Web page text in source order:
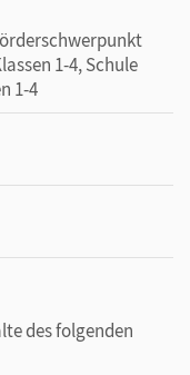
1-4, Schule
1-4
des folgenden